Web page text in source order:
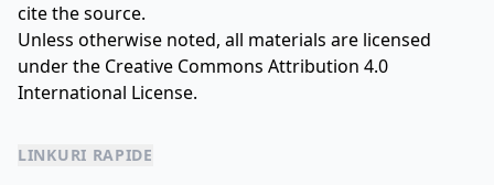
cite the source.
Unless otherwise noted, all materials are licensed
under the Creative Commons Attribution 4.0
International License.
LINKURI RAPIDE